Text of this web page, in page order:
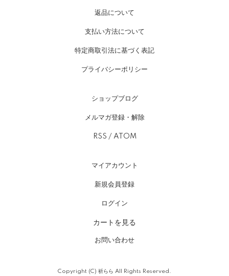
返品について
支払い方法について
特定商取引法に基づく表記
プライバシーポリシー
ショップブログ
メルマガ登録・解除
RSS / ATOM
マイアカウント
新規会員登録
ログイン
カートを見る
お問い合わせ
Copyright (C) 祈らら All Rights Reserved.